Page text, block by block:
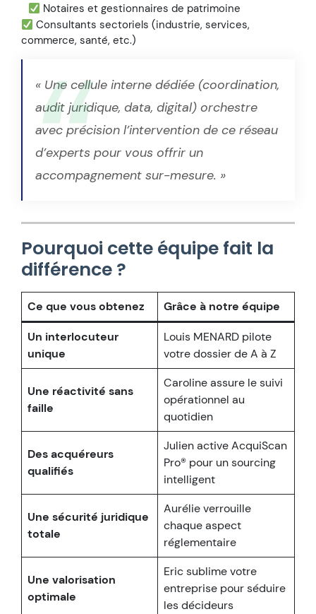
Notaires et gestionnaires de patrimoine
Consultants sectoriels (industrie, services,
commerce, santé, etc.)
« Une cellule interne dédiée (coordination,
audit juridique, data, digital) orchestre
avec précision l’intervention de ce réseau
d’experts pour vous offrir un
accompagnement sur-mesure. »
Pourquoi cette équipe fait la
différence ?
Ce que vous obtenez Grâce à notre équipe
Un interlocuteur
unique
Louis MENARD pilote
votre dossier de A à Z
Une réactivité sans
faille
Caroline assure le suivi
opérationnel au
quotidien
Des acquéreurs
qualifiés
Julien active AcquiScan
Pro® pour un sourcing
intelligent
Une sécurité juridique
totale
Aurélie verrouille
chaque aspect
réglementaire
Une valorisation
optimale
Eric sublime votre
entreprise pour séduire
les décideurs